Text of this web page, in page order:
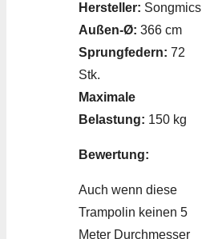
Hersteller: Songmics
Außen-Ø: 366 cm
Sprungfedern: 72
Stk.
Maximale
Belastung: 150 kg
Bewertung:
Auch wenn diese
Trampolin keinen 5
Meter Durchmesser